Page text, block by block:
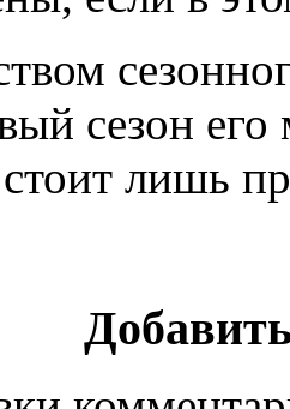
сезон его
стоит лишь